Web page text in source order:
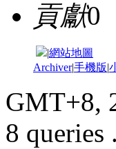
貢獻0
|網站地圖
Archiver|手機版|
GMT+8,
8 queries .